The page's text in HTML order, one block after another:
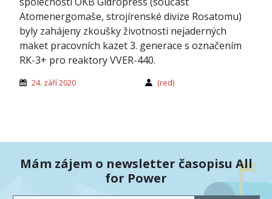
Atomenergomaše, strojírenské divize Rosatomu)
byly zahájeny zkoušky životnosti nejaderných
maket pracovních kazet 3. generace s označením
RK-3+ pro reaktory VVER-440.
24. září 2020 (red)
Mám zájem o newsletter časopisu All
for Power